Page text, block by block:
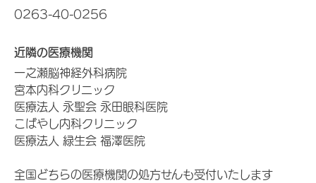
0263-40-0256
近隣の医療機関
一之瀬脳神経外科病院
宮本内科クリニック
医療法人 永聖会 永田眼科医院
こばやし内科クリニック
医療法人 緑生会 福澤医院
全国どちらの医療機関の処方せんも受付いたします